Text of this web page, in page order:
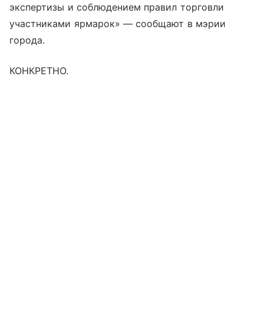
экспертизы и соблюдением правил торговли
участниками ярмарок» — сообщают в мэрии
города.
КОНКРЕТНО.